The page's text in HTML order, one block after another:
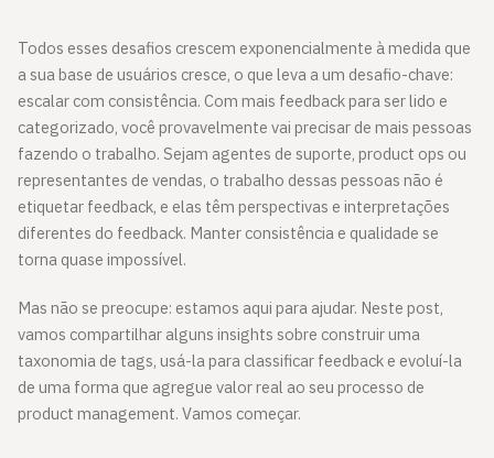
Todos esses desafios crescem exponencialmente à medida que
a sua base de usuários cresce, o que leva a um desafio-chave:
escalar com consistência. Com mais feedback para ser lido e
categorizado, você provavelmente vai precisar de mais pessoas
fazendo o trabalho. Sejam agentes de suporte, product ops ou
representantes de vendas, o trabalho dessas pessoas não é
etiquetar feedback, e elas têm perspectivas e interpretações
diferentes do feedback. Manter consistência e qualidade se
torna quase impossível.
Mas não se preocupe: estamos aqui para ajudar. Neste post,
vamos compartilhar alguns insights sobre construir uma
taxonomia de tags, usá-la para classificar feedback e evoluí-la
de uma forma que agregue valor real ao seu processo de
product management. Vamos começar.